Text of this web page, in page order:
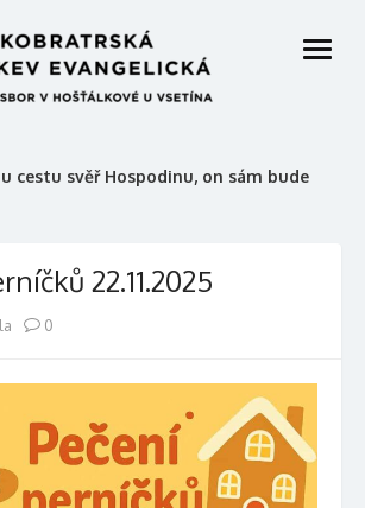
cestu svěř Hospodinu, on sám bude
open
22.11.2025
0